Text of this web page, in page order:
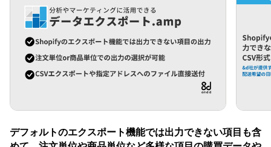
デフォルトのエクスポート機能では出力できない項目も含